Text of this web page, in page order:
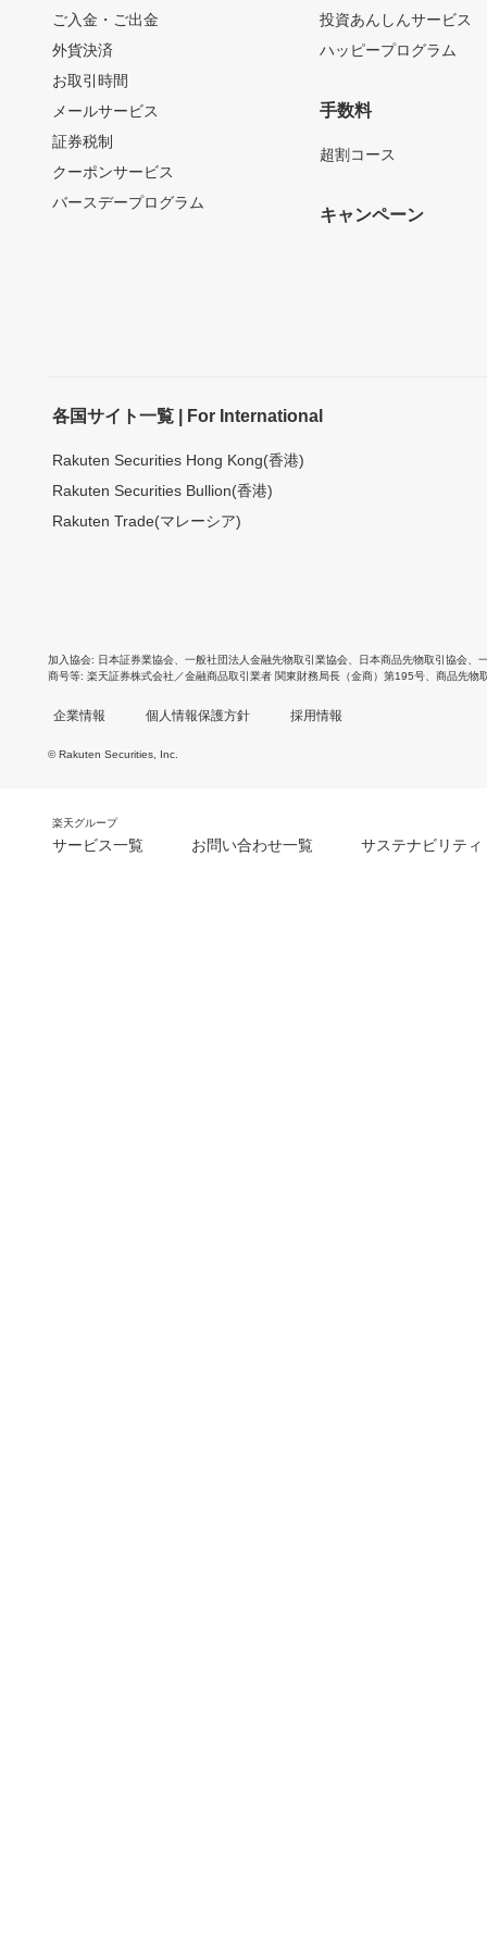
ご入金・ご出金
外貨決済
お取引時間
メールサービス
証券税制
クーポンサービス
バースデープログラム
投資あんしんサービス
ハッピープログラム
手数料
超割コース
キャンペーン
各国サイト一覧 | For International
Rakuten Securities Hong Kong(香港)
Rakuten Securities Bullion(香港)
Rakuten Trade(マレーシア)
加入協会 日本証券業協会、 一般社団法人金融先物取引業協会、 日本商品先物取引協会、
商号等 楽天証券株式会社／金融商品取引業者 関東財務局長（金商）第195号、商品先物
企業情報 個人情報保護方針 採用情報
© Rakuten Securities, Inc.
楽天グループ
サービス一覧 お問い合わせ一覧 サステナビリティ